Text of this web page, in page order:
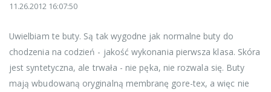
11.26.2012 16:07:50
Uwielbiam te buty. Są tak wygodne jak normalne buty do
chodzenia na codzień - jakość wykonania pierwsza klasa. Skóra
jest syntetyczna, ale trwała - nie pęka, nie rozwala się. Buty
mają wbudowaną oryginalną membranę gore-tex, a więc nie